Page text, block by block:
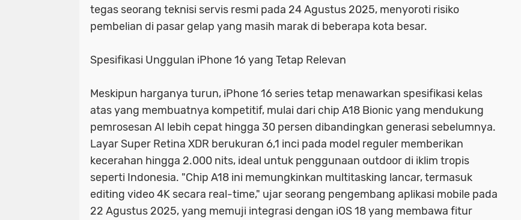
tegas seorang teknisi servis resmi pada 24 Agustus 2025, menyoroti risiko
pembelian di pasar gelap yang masih marak di beberapa kota besar.
Spesifikasi Unggulan iPhone 16 yang Tetap Relevan
Meskipun harganya turun, iPhone 16 series tetap menawarkan spesifikasi kelas
atas yang membuatnya kompetitif, mulai dari chip A18 Bionic yang mendukung
pemrosesan AI lebih cepat hingga 30 persen dibandingkan generasi sebelumnya.
Layar Super Retina XDR berukuran 6,1 inci pada model reguler memberikan
kecerahan hingga 2.000 nits, ideal untuk penggunaan outdoor di iklim tropis
seperti Indonesia. "Chip A18 ini memungkinkan multitasking lancar, termasuk
editing video 4K secara real-time," ujar seorang pengembang aplikasi mobile pada
22 Agustus 2025, yang memuji integrasi dengan iOS 18 yang membawa fitur